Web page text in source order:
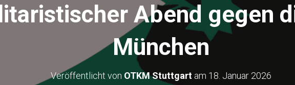
Abend gegen
München
Veröffentlicht von OTKM Stuttgartam 18. Januar 2026